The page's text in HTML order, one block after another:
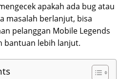
apakah ada bug atau
masalah berlanjut, bisa
pelanggan Mobile Legends
bantuan lebih lanjut.